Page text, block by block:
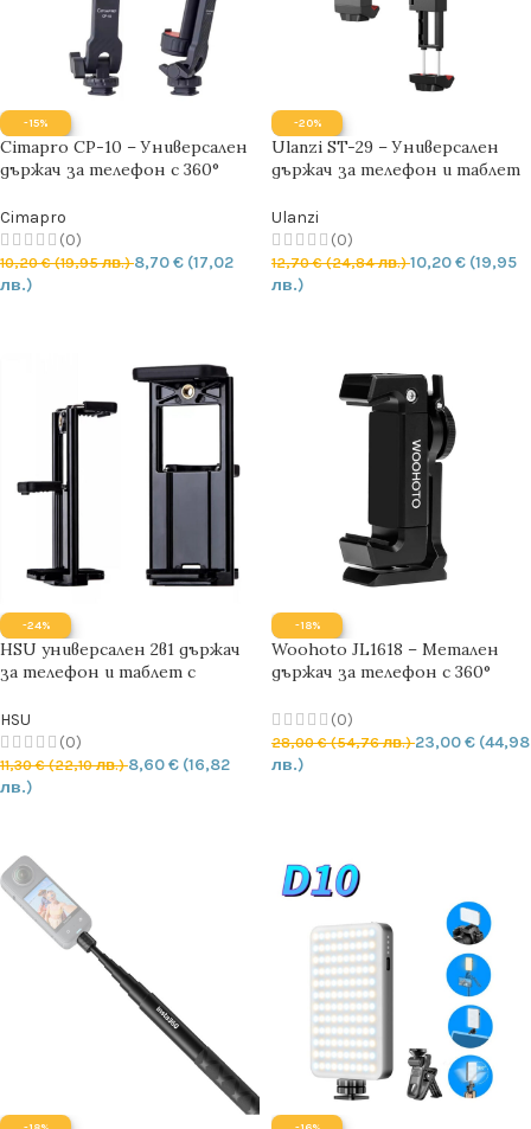
-15%
Cimapro CP-10 – Универсален
държач за телефон с 360°
конектора
Cimapro
(0)
10,20€(19,95 лв.)8,70€ (17,02
лв.)
-20%
Ulanzi ST-29 – Универсален
държач за телефон и таблет
Shoe конектор
Ulanzi
(0)
12,70€(24,84 лв.)10,20€ (19,95
лв.)
-24%
HSU универсален 2в1 държач
за телефон и таблет с
HSU
(0)
11,30€(22,10 лв.)8,60€ (16,82
лв.)
-18%
Woohoto JL1618 – Метален
държач за телефон с 360°
3/8” резби и Arca-Swiss основа
(0)
28,00€(54,76 лв.)23,00€ (44,98
лв.)